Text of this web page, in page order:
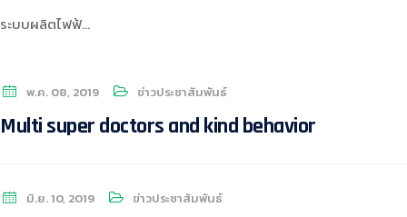
ระบบผลิตไฟฟ้…
พ.ค. 08, 2019 ข่าวประชาสัมพันธ์
Multi super doctors and kind behavior
มิ.ย. 10, 2019 ข่าวประชาสัมพันธ์